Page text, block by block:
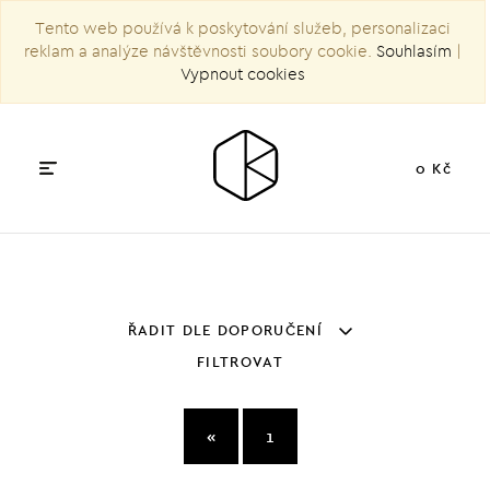
Tento web používá k poskytování služeb, personalizaci
reklam a analýze návštěvnosti soubory cookie. Souhlasím |
Vypnout cookies
0 Kč
ŘADIT DLE DOPORUČENÍ
FILTROVAT
« 1